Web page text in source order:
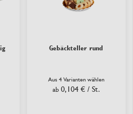
Gebäckteller rund
Aus 4 Varianten wählen
ab 0,104 € / St.